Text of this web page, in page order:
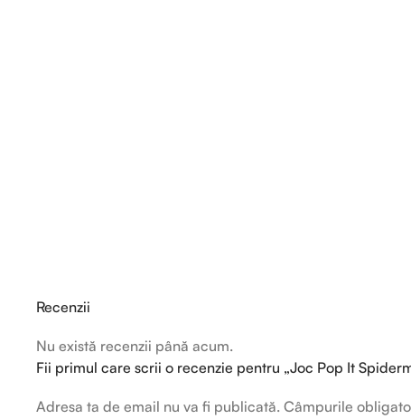
Recenzii
Nu există recenzii până acum.
Fii primul care scrii o recenzie pentru „Joc Pop It
Adresa ta de email nu va fi publicată. Câmpurile